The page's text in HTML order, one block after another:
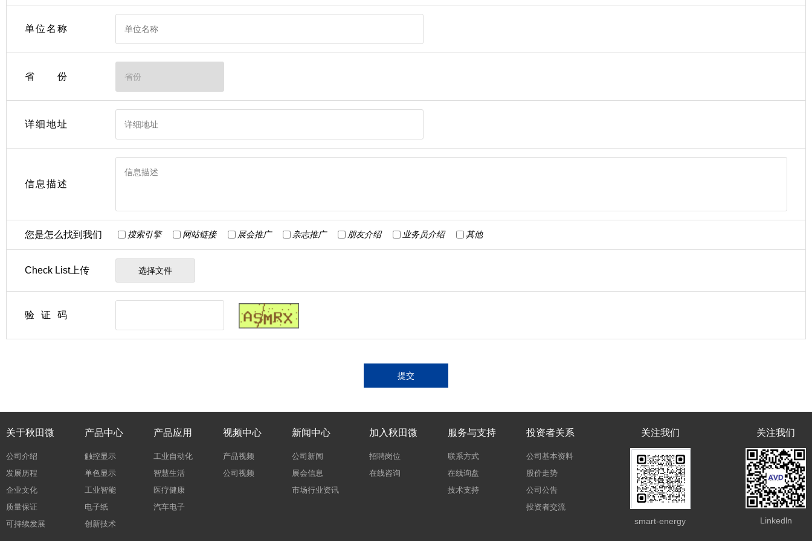
单位名称
省份
详细地址
信息描述
您是怎么找到我们 搜索引擎 网站链接 展会推广 杂志推广 朋友介绍 业务员介绍 其他
Check List上传 选择文件
验证码
提交
关于秋田微
公司介绍
发展历程
企业文化
质量保证
可持续发展
产品中心
触控显示
单色显示
工业智能
电子纸
创新技术
产品应用
工业自动化
智慧生活
医疗健康
汽车电子
视频中心
产品视频
公司视频
新闻中心
公司新闻
展会信息
市场行业资讯
加入秋田微
招聘岗位
在线咨询
服务与支持
联系方式
在线询盘
技术支持
投资者关系
公司基本资料
股价走势
公司公告
投资者交流
关注我们
smart-energy
关注我们
Linkedln